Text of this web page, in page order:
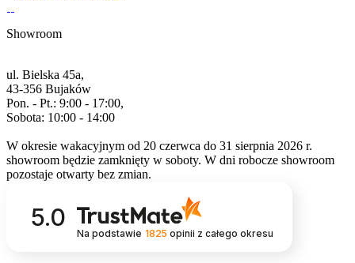
Showroom
ul. Bielska 45a,
43-356 Bujaków
Pon. - Pt.: 9:00 - 17:00,
Sobota: 10:00 - 14:00
W okresie wakacyjnym od 20 czerwca do 31 sierpnia 2026 r.
showroom będzie zamknięty w soboty. W dni robocze showroom
pozostaje otwarty bez zmian.
5.0
Na podstawie 1825 opinii z całego okresu